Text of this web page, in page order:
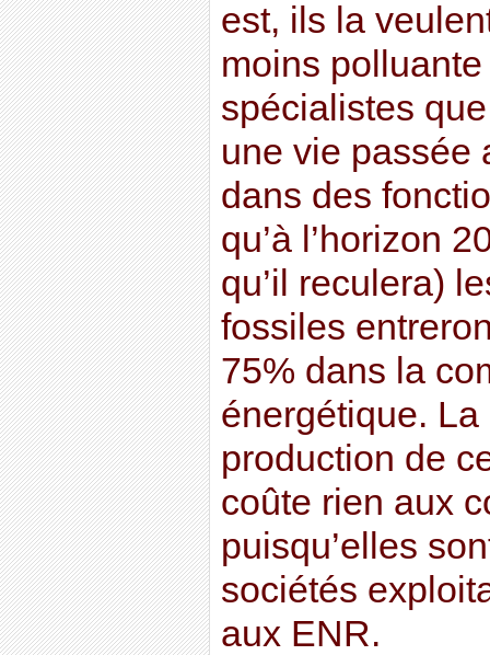
est, ils la
moins
spécialistes
une vie passée
dans des
qu’à l’horizon
qu’il reculera)
fossiles
75% dans la
énergétique.
production de
coûte rien aux
puisqu’elles
sociétés
aux ENR.